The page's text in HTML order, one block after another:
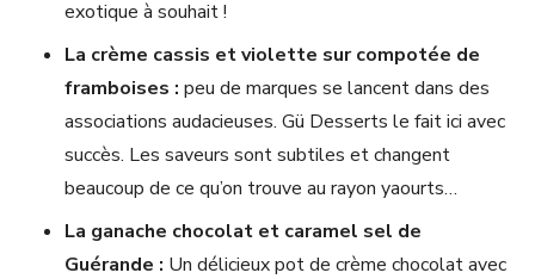
exotique à souhait !
La crème cassis et violette sur compotée de
framboises : peu de marques se lancent dans des
associations audacieuses. Gü Desserts le fait ici avec
succès. Les saveurs sont subtiles et changent
beaucoup de ce qu’on trouve au rayon yaourts…
La ganache chocolat et caramel sel de
Guérande : Un délicieux pot de crème chocolat avec